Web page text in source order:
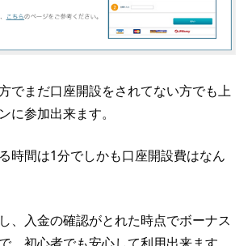
でまだ口座開設をされてない方でも上
に参加出来ます。
時間は1分でしかも口座開設費はなん
、入金の確認がとれた時点でボーナス